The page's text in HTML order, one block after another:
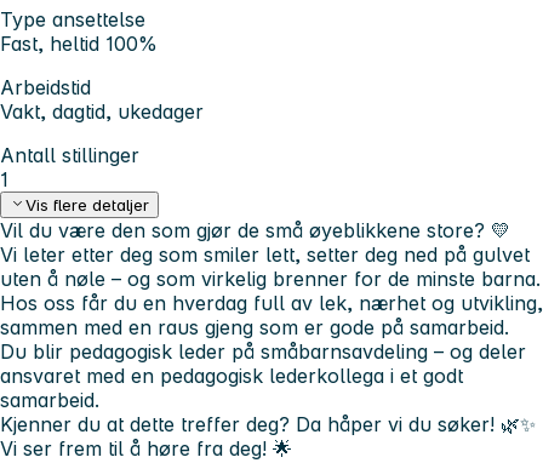
Type ansettelse
Fast, heltid 100%
Arbeidstid
Vakt, dagtid, ukedager
Antall stillinger
1
Vis flere detaljer
Vil du være den som gjør de små øyeblikkene store? 💛
Vi leter etter deg som smiler lett, setter deg ned på gulvet
uten å nøle – og som virkelig brenner for de minste barna.
Hos oss får du en hverdag full av lek, nærhet og utvikling,
sammen med en raus gjeng som er gode på samarbeid.
Du blir pedagogisk leder på småbarnsavdeling – og deler
ansvaret med en pedagogisk lederkollega i et godt
samarbeid.
Kjenner du at dette treffer deg? Da håper vi du søker! 🌿✨
Vi ser frem til å høre fra deg! 🌟